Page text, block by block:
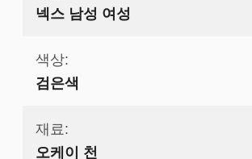
넥스 남성 여성
색상:
검은색
재료:
오케이 천